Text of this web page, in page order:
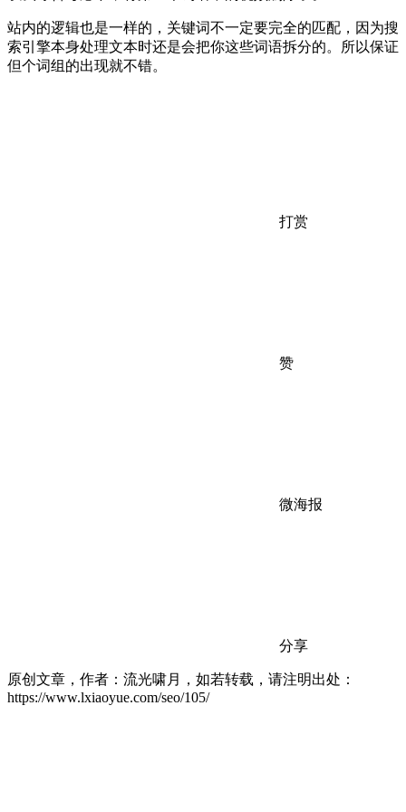
站内的逻辑也是一样的，关键词不一定要完全的匹配，因为搜
索引擎本身处理文本时还是会把你这些词语拆分的。所以保证
但个词组的出现就不错。
打赏
赞
微海报
分享
原创文章，作者：流光啸月，如若转载，请注明出处：
https://www.lxiaoyue.com/seo/105/